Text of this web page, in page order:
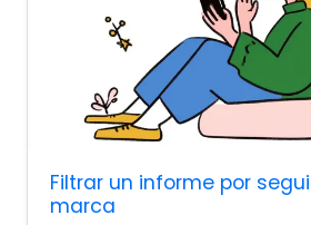
Filtrar un informe por
marca